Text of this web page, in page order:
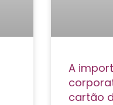
A
cartão